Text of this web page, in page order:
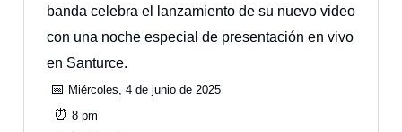
banda celebra el lanzamiento de su nuevo video
con una noche especial de presentación en vivo
en Santurce.
📅 Miércoles, 4 de junio de 2025
⏰ 8 pm